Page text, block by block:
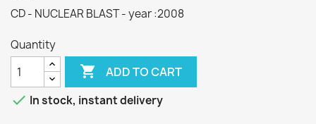
CD - NUCLEAR BLAST - year :2008
Quantity
 ADD TO CART
 In stock, instant delivery